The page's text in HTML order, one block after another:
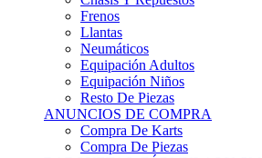
Llantas
Neumáticos
Equipación Adultos
Equipación Niños
Resto De Piezas
ANUNCIOS DE COMPRA
Compra De Karts
Compra De Piezas
BARQUETAS, FÓRMULAS Y CM